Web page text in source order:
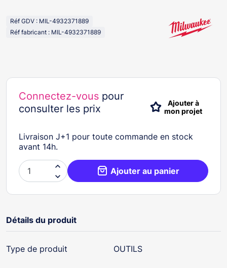
Réf GDV : MIL-4932371889
Réf fabricant : MIL-4932371889
Connectez-vous pour
consulter les prix
Ajouter à
mon projet
Livraison J+1 pour toute commande en stock
avant 14h.

 Ajouter au panier
Détails du produit
Type de produit OUTILS